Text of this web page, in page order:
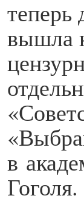
теперь
вышла
в